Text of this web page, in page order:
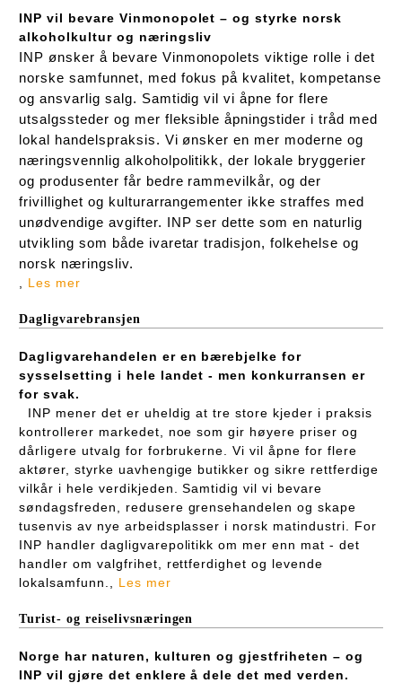
INP vil bevare Vinmonopolet – og styrke norsk
alkoholkultur og næringsliv
INP ønsker å bevare Vinmonopolets viktige rolle i det
norske samfunnet, med fokus på kvalitet, kompetanse
og ansvarlig salg. Samtidig vil vi åpne for flere
utsalgssteder og mer fleksible åpningstider i tråd med
lokal handelspraksis. Vi ønsker en mer moderne og
næringsvennlig alkoholpolitikk, der lokale bryggerier
og produsenter får bedre rammevilkår, og der
frivillighet og kulturarrangementer ikke straffes med
unødvendige avgifter. INP ser dette som en naturlig
utvikling som både ivaretar tradisjon, folkehelse og
norsk næringsliv.
Les mer
Dagligvarebransjen
Dagligvarehandelen er en bærebjelke for
sysselsetting i hele landet - men konkurransen er
for svak.
INP mener det er uheldig at tre store kjeder i praksis
kontrollerer markedet, noe som gir høyere priser og
dårligere utvalg for forbrukerne. Vi vil åpne for flere
aktører, styrke uavhengige butikker og sikre rettferdige
vilkår i hele verdikjeden. Samtidig vil vi bevare
søndagsfreden, redusere grensehandelen og skape
tusenvis av nye arbeidsplasser i norsk matindustri. For
INP handler dagligvarepolitikk om mer enn mat - det
handler om valgfrihet, rettferdighet og levende
lokalsamfunn., Les mer
Turist- og reiselivsnæringen
Norge har naturen, kulturen og gjestfriheten – og
INP vil gjøre det enklere å dele det med verden.